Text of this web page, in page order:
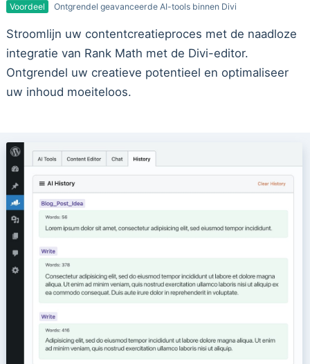
Voordeel Ontgrendel geavanceerde AI-tools binnen Divi
Stroomlijn uw contentcreatieproces met de naadloze
integratie van Rank Math met de Divi-editor.
Ontgrendel uw creatieve potentieel en optimaliseer
uw inhoud moeiteloos.